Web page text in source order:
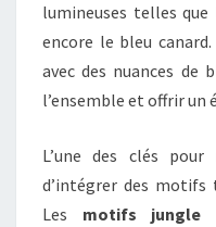
lumineuses telles
encore le bleu
avec des nuances de
l’ensemble et offrir un
L’une des clés
d’intégrer des motifs
Les motifs jungle